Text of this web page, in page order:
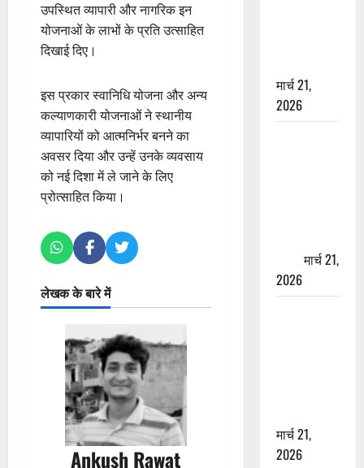
उपस्थित व्यापारी और नागरिक इन
योजनाओं के लाभों के प्रति उत्साहित
दिखाई दिए।
इस प्रकार स्वानिधि योजना और अन्य
कल्याणकारी योजनाओं ने स्थानीय
व्यापारियों को आत्मनिर्भर बनने का
अवसर दिया और उन्हें उनके व्यवसाय
को नई दिशा में ले जाने के लिए
प्रोत्साहित किया।
लेखक के बारे में
Ankush Rawat
मार्च 21,
2026
मार्च 21,
2026
मार्च 21,
2026